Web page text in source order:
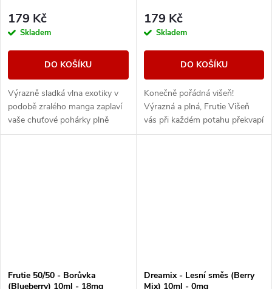
179 Kč
Skladem
DO KOŠÍKU
Výrazně sladká vlna exotiky v
podobě zralého manga zaplaví
vaše chuťové pohárky plně
ovocnou příchutí.
179 Kč
Skladem
DO KOŠÍKU
Konečně pořádná višeň!
Výrazná a plná, Frutie Višeň
vás při každém potahu překvapí
svou intenzivní a věrnou chutí,
Frutie 50/50 - Borůvka
(Blueberry) 10ml - 18mg
Dreamix - Lesní směs (Berry
Mix) 10ml - 0mg